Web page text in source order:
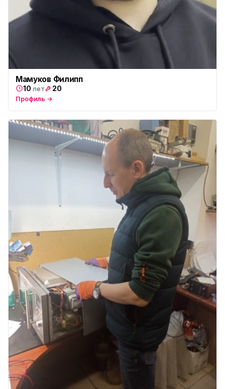
Мамуков Филипп
10 лет 20
Профиль →